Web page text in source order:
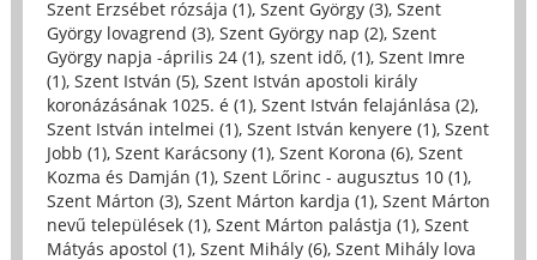
Szent Erzsébet rózsája (1), Szent György (3), Szent
György lovagrend (3), Szent György nap (2), Szent
György napja -április 24 (1), szent idő, (1), Szent Imre
(1), Szent István (5), Szent István apostoli király
koronázásának 1025. é (1), Szent István felajánlása (2),
Szent István intelmei (1), Szent István kenyere (1), Szent
Jobb (1), Szent Karácsony (1), Szent Korona (6), Szent
Kozma és Damján (1), Szent Lőrinc - augusztus 10 (1),
Szent Márton (3), Szent Márton kardja (1), Szent Márton
nevű települések (1), Szent Márton palástja (1), Szent
Mátyás apostol (1), Szent Mihály (6), Szent Mihály lova